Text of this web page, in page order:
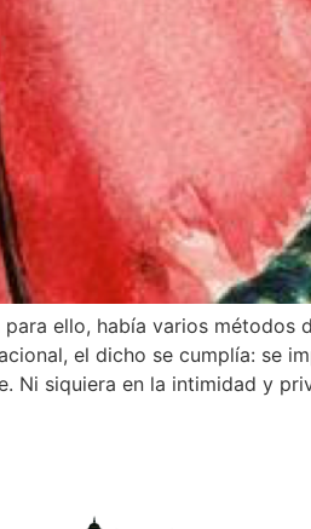
ello, había varios
el dicho se cumplía: se
Ni siquiera en la intimidad y